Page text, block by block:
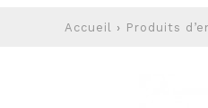
Accueil › Produits